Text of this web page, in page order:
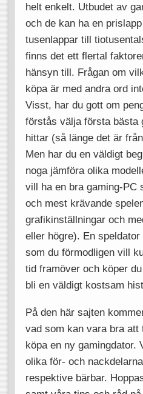
helt enkelt. Utbudet av
och de kan ha en
tusenlappar till
finns det ett flertal
hänsyn till. Frågan om
köpa är med andra ord
Visst, har du gott om
förstås välja första bästa
hittar (så länge det är
Men har du en väldigt
noga jämföra olika
vill ha en bra gaming-PC
och mest krävande
grafikinställningar och
eller högre). En
som du förmodligen vill
tid framöver och köper
bli en väldigt kostsam
På den här sajten
vad som kan vara bra att
köpa en ny gamingdator.
olika för- och
respektive bärbar.